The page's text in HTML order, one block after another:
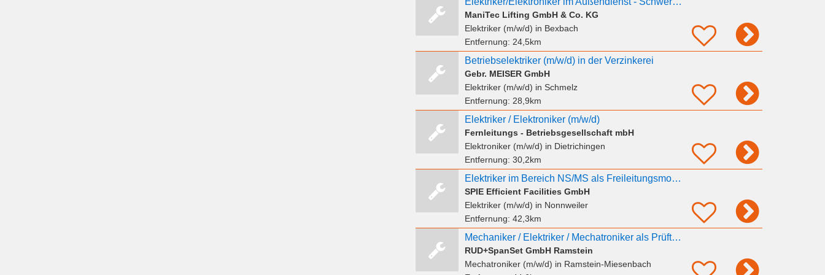
ManiTec Lifting GmbH & Co. KG
Elektriker (m/w/d) in Bexbach
Entfernung: 24,5km
Betriebselektriker (m/w/d) in der Verzinkerei
Gebr. MEISER GmbH
Elektriker (m/w/d) in Schmelz
Entfernung: 28,9km
Elektriker / Elektroniker (m/w/d)
Fernleitungs - Betriebsgesellschaft mbH
Elektroniker (m/w/d) in Dietrichingen
Entfernung: 30,2km
Elektriker im Bereich NS/MS als Freileitungsmonteur / Kabelmonteur / Monteur m/w/d
SPIE Efficient Facilities GmbH
Elektriker (m/w/d) in Nonnweiler
Entfernung: 42,3km
Mechaniker / Elektriker / Mechatroniker als Prüftechniker - Großraum
RUD+SpanSet GmbH Ramstein
Mechatroniker (m/w/d) in Ramstein-Miesenbach